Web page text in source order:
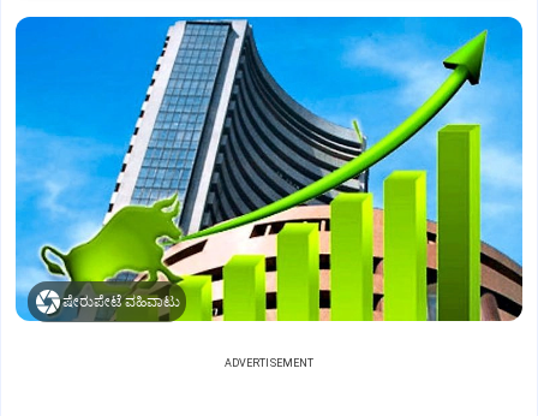
ಷೇರುಪೇಟೆ ವಹಿವಾಟು
ADVERTISEMENT